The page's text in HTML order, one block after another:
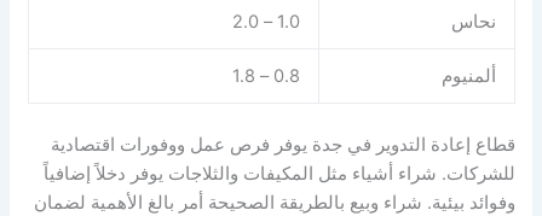
نحاس 1.0 – 2.0
ألمنيوم 0.8 – 1.8
قطاع إعادة التدوير في جدة يوفر فرص عمل ووفورات اقتصادية
للشركات. شراء أشياء مثل المكيفات والثلاجات يوفر دخلاً إضافياً
وفوائد بيئية. شراء وبيع بالطريقة الصحيحة أمر بالغ الأهمية لضمان